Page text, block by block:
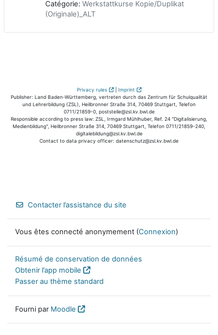
Catégorie:Werkstattkurse Kopie/Duplikat
(Originale)_ALT
Privacy rules | Imprint
Publisher: Land Baden-Württemberg, vertreten durch das Zentrum für Schulqualität
und Lehrerbildung (ZSL), Heilbronner Straße 314, 70469 Stuttgart, Telefon
0711/21859-0, poststelle@zsl.kv.bwl.de
Responsible according to press law: ZSL, Irmgard Mühlhuber, Ref. 24 "Digitalisierung,
Medienbildung", Heilbronner Straße 314, 70469 Stuttgart, Telefon 0711/21859-240,
digitalebildung@zsl.kv.bwl.de
Contact to data privacy officer: datenschutz@zsl.kv.bwl.de
Contacter l’assistance du site
Vous êtes connecté anonymement (Connexion)
Résumé de conservation de données
Obtenir l’app mobile
Passer au thème standard
Fourni par Moodle